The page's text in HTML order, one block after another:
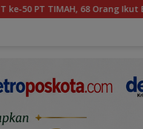
Ikut Berbagi PT